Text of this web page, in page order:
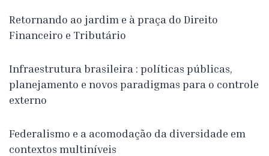
Retornando ao jardim e à praça do Direito
Financeiro e Tributário
Infraestrutura brasileira : políticas públicas,
planejamento e novos paradigmas para o controle
externo
Federalismo e a acomodação da diversidade em
contextos multiníveis